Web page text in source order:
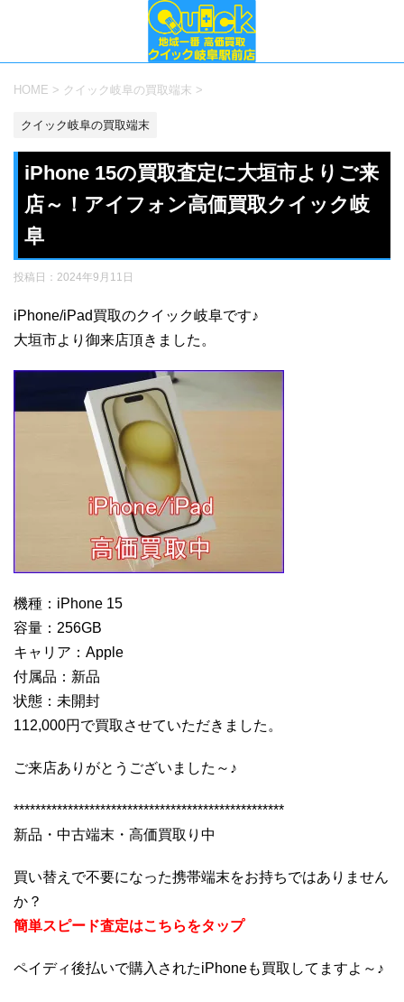
HOME > クイック岐阜の買取端末 >
クイック岐阜の買取端末
iPhone 15の買取査定に大垣市よりご来
店～！アイフォン高価買取クイック岐
阜
投稿日： 2024年9月11日
iPhone/iPad買取のクイック岐阜です♪
大垣市より御来店頂きました。
機種：iPhone 15
容量：256GB
キャリア：Apple
付属品：新品
状態：未開封
112,000円で買取させていただきました。
ご来店ありがとうございました～♪
**************************************************
新品・中古端末・高価買取り中
買い替えで不要になった携帯端末をお持ちではありません
か？
簡単スピード査定はこちらをタップ
ペイディ後払いで購入されたiPhoneも買取してますよ～♪